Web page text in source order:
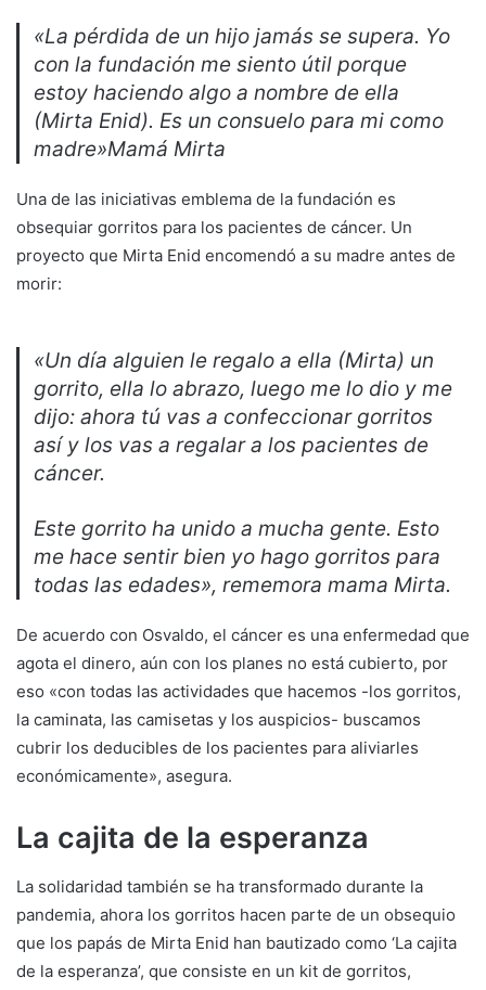
«La pérdida de un hijo jamás se supera. Yo
con la fundación me siento útil porque
estoy haciendo algo a nombre de ella
(Mirta Enid). Es un consuelo para mi como
madre»Mamá Mirta
Una de las iniciativas emblema de la fundación es
obsequiar gorritos para los pacientes de cáncer. Un
proyecto que Mirta Enid encomendó a su madre antes de
morir:
«Un día alguien le regalo a ella (Mirta) un
gorrito, ella lo abrazo, luego me lo dio y me
dijo: ahora tú vas a confeccionar gorritos
así y los vas a regalar a los pacientes de
cáncer.
Este gorrito ha unido a mucha gente. Esto
me hace sentir bien yo hago gorritos para
todas las edades», rememora mama Mirta.
De acuerdo con Osvaldo, el cáncer es una enfermedad que
agota el dinero, aún con los planes no está cubierto, por
eso «con todas las actividades que hacemos -los gorritos,
la caminata, las camisetas y los auspicios- buscamos
cubrir los deducibles de los pacientes para aliviarles
económicamente», asegura.
La cajita de la esperanza
La solidaridad también se ha transformado durante la
pandemia, ahora los gorritos hacen parte de un obsequio
que los papás de Mirta Enid han bautizado como ‘La cajita
de la esperanza’, que consiste en un kit de gorritos,